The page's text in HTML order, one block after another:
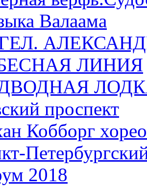
Валаама
ЛИНИЯ
проспект
Кобборг
2018